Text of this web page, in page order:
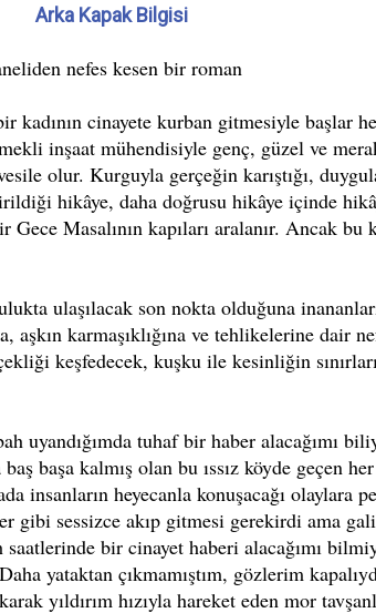
Arka Kapak Bilgisi